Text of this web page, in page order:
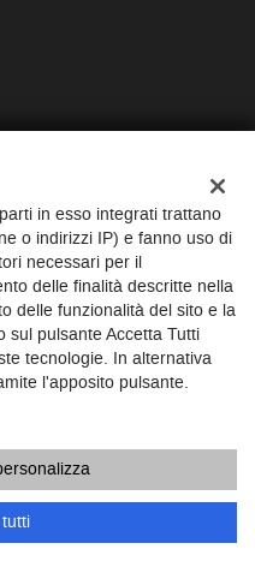
S.r.l., Tutti i diritti riservati -
Policy
in esso integrati trattano
o indirizzi IP) e fanno uso di
necessari per il
delle finalità descritte nella
delle funzionalità del sito e la
sul pulsante Accetta Tutti
tecnologie. In alternativa
l'apposito pulsante.